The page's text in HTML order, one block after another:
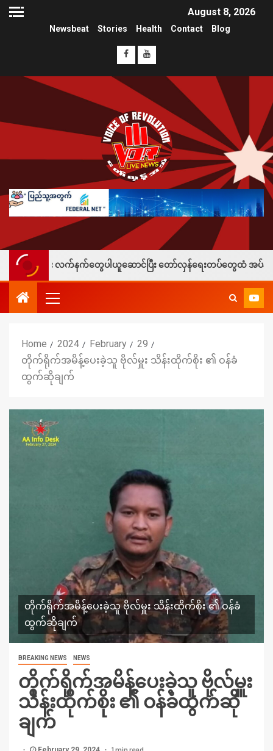
August 8, 2026
Newsbeat Stories Health Contact Blog
လက်နက်တွေပါယူဆောင်ပြီး တော်လှန်ရေးတပ်တွေထံ အပ်နှံလို့ သိန်းတစ်ရာ
Home 2024 February
29
တိုက်ရိုက်အမိန့်ပေးခဲ့သူ ဗိုလ်မှူး သိန်းထိုက်စိုး ၏ ဝန်ခံ
ထွက်ဆိုချက်
တိုက်ရိုက်အမိန့်ပေးခဲ့သူ ဗိုလ်မှူး သိန်းထိုက်စိုး ၏ ဝန်ခံ
ထွက်ဆိုချက်
BREAKING NEWS NEWS
တိုက်ရိုက်အမိန့်ပေးခဲ့သူ ဗိုလ်မှူး
သိန်းထိုက်စိုး ၏ ဝန်ခံထွက်ဆို
ချက်
1 min read